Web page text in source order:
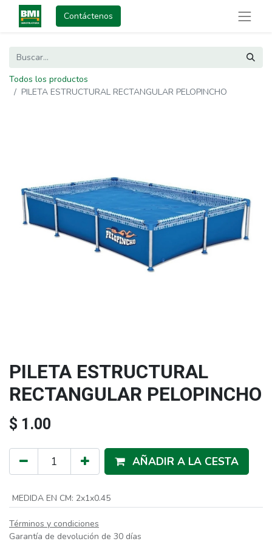
Contáctenos
Todos los productos
PILETA ESTRUCTURAL RECTANGULAR PELOPINCHO
PILETA ESTRUCTURAL
RECTANGULAR PELOPINCHO
$ 1.00
AÑADIR A LA CESTA
MEDIDA EN CM: 2x1x0.45
Términos y condiciones
Garantía de devolución de 30 días